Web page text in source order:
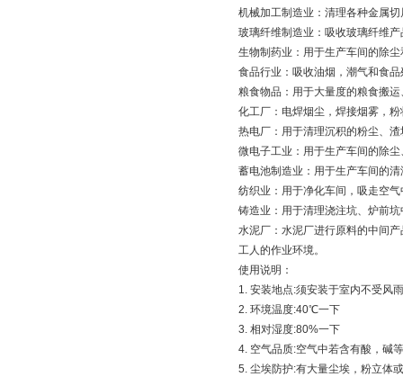
机械加工制造业：清理各种金属
玻璃纤维制造业：吸收玻璃纤维
生物制药业：用于生产车间的除尘
食品行业：吸收油烟，潮气和食品
粮食物品：用于大量度的粮食搬
化工厂：电焊烟尘，焊接烟雾，
热电厂：用于清理沉积的粉尘、
微电子工业：用于生产车间的除
蓄电池制造业：用于生产车间的
纺织业：用于净化车间，吸走空
铸造业：用于清理浇注坑、炉前
水泥厂：水泥厂进行原料的中间
工人的作业环境。
使用说明：
1. 安装地点:须安装于室内不受风
2. 环境温度:40℃一下
3. 相对湿度:80%一下
4. 空气品质:空气中若含有酸，碱
5. 尘埃防护:有大量尘埃，粉立体